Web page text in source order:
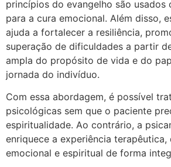
princípios do evangelho são usados
para a cura emocional. Além disso,
ajuda a fortalecer a resiliência,
superação de dificuldades a partir
ampla do propósito de vida e do
jornada do indivíduo.
Com essa abordagem, é possível
psicológicas sem que o paciente
espiritualidade. Ao contrário, a
enriquece a experiência
emocional e espiritual de forma